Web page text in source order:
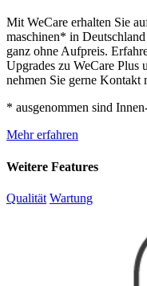
Mit WeCare erhalten Sie
maschinen* in
ganz ohne Aufpreis.
Upgrades zu WeCare Plus
nehmen Sie gerne Kontakt
* ausgenommen sind
Mehr erfahren
Weitere Features
Qualität Wartung